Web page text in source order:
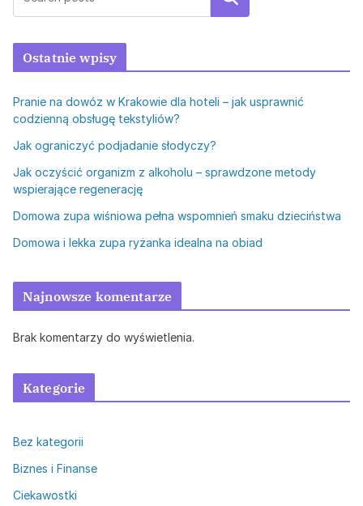
Ostatnie wpisy
Pranie na dowóz w Krakowie dla hoteli – jak usprawnić
codzienną obsługę tekstyliów?
Jak ograniczyć podjadanie słodyczy?
Jak oczyścić organizm z alkoholu – sprawdzone metody
wspierające regenerację
Domowa zupa wiśniowa pełna wspomnień smaku dzieciństwa
Domowa i lekka zupa ryżanka idealna na obiad
Najnowsze komentarze
Brak komentarzy do wyświetlenia.
Kategorie
Bez kategorii
Biznes i Finanse
Ciekawostki